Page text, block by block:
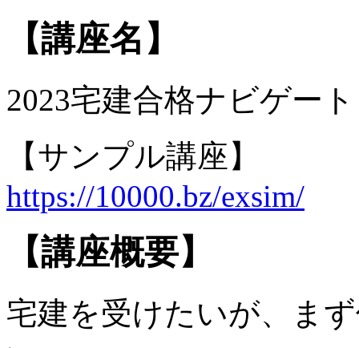
【講座名】
2023宅建合格ナビゲート
【サンプル講座】
https://10000.bz/exsim/
【講座概要】
宅建を受けたいが、ま